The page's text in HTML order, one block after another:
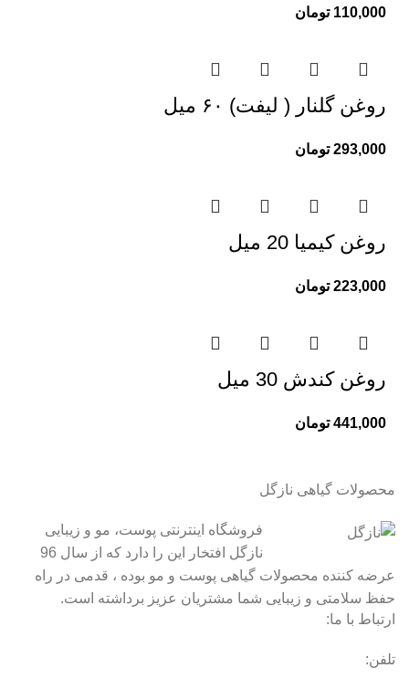
110,000 تومان
روغن گلنار ( لیفت) ۶۰ میل
293,000 تومان
روغن کیمیا 20 میل
223,000 تومان
روغن کندش 30 میل
441,000 تومان
محصولات گیاهی نازگل
فروشگاه اینترنتی پوست، مو و زیبایی
نازگل افتخار این را دارد که از سال 96
عرضه کننده محصولات گیاهی پوست و مو بوده ، قدمی در راه
حفظ سلامتی و زیبایی شما مشتریان عزیز برداشته است.
ارتباط با ما:
تلفن: